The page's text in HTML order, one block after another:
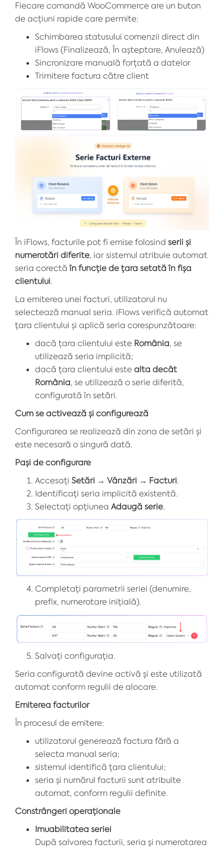
Fiecare comandă WooCommerce are un buton
de acțiuni rapide care permite:
Schimbarea statusului comenzii direct din
iFlows (Finalizează, În așteptare, Anulează)
Sincronizare manuală forțată a datelor
Trimitere factura către client
În iFlows, facturile pot fi emise folosind serii și
numerotări diferite, iar sistemul atribuie automat
seria corectăîn funcție de țara setată în fișa
clientului.
La emiterea unei facturi, utilizatorul nu
selectează manual seria. iFlows verifică automat
țara clientului și aplică seria corespunzătoare:
dacă țara clientului este România, se
utilizează seria implicită;
dacă țara clientului este alta decât
România, se utilizează o serie diferită,
configurată în setări.
Cum se activează și configurează
Configurarea se realizează din zona de setări și
este necesară o singură dată.
Pași de configurare
Accesați Setări → Vânzări → Facturi.
Identificați seria implicită existentă.
Selectați opțiunea Adaugă serie.
Completați parametrii seriei (denumire,
prefix, numerotare inițială).
Salvați configurația.
Seria configurată devine activă și este utilizată
automat conform regulii de alocare.
Emiterea facturilor
În procesul de emitere:
utilizatorul generează factura fără a
selecta manual seria;
sistemul identifică țara clientului;
seria și numărul facturii sunt atribuite
automat, conform regulii definite.
Constrângeri operaționale
Imuabilitatea seriei
După salvarea facturii, seria și numerotarea